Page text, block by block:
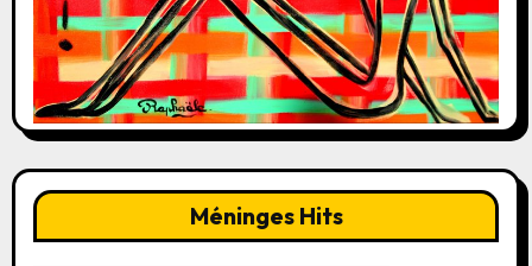
Méninges Hits